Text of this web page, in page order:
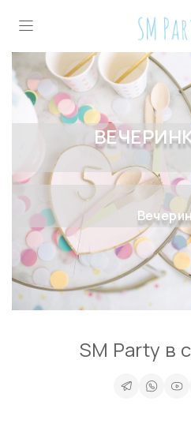
SM Party в